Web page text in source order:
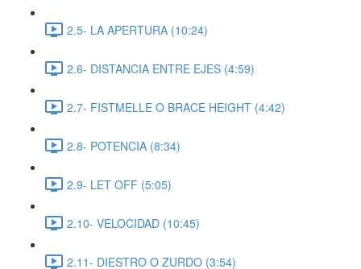
2.5- LA APERTURA (10:24)
2.6- DISTANCIA ENTRE EJES (4:59)
2.7- FISTMELLE O BRACE HEIGHT (4:42)
2.8- POTENCIA (8:34)
2.9- LET OFF (5:05)
2.10- VELOCIDAD (10:45)
2.11- DIESTRO O ZURDO (3:54)